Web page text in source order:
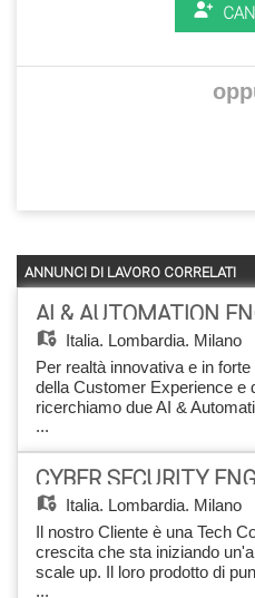
ANNUNCI DI LAVORO CORRELATI
AI & AUTOMATION
Italia, Lombardia, Milano
Per realtà innovativa e in
della Customer Experience e
ricerchiamo due AI &
entreranno a far parte di un
nello sviluppo di soluzioni
automazione basate su
figure saranno coinvolte nella
implementazione di chatbot,
intelligenti a supporto dei
Care, contribuendo
trasformazione digitale dei
principali - Progettazione e
...
CYBER SECURITY
Italia, Lombardia, Milano
Il nostro Cliente è una Tech
crescita che sta iniziando
scale up. Il loro prodotto di
genere e decisamente
...